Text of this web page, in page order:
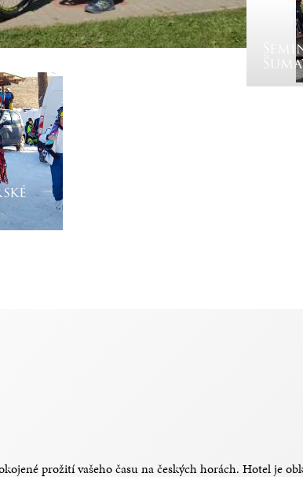
prožití vašeho času na českých horách. Hotel je